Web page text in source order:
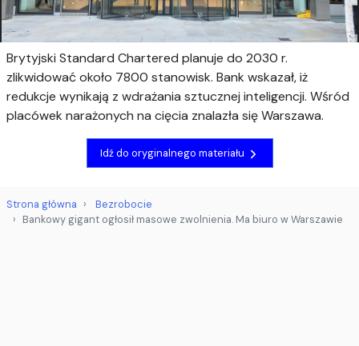
Brytyjski Standard Chartered planuje do 2030 r.
zlikwidować około 7800 stanowisk. Bank wskazał, iż
redukcje wynikają z wdrażania sztucznej inteligencji. Wśród
placówek narażonych na cięcia znalazła się Warszawa.
Idź do oryginalnego materiału
Strona główna
Bezrobocie
Bankowy gigant ogłosił masowe zwolnienia. Ma biuro w Warszawie